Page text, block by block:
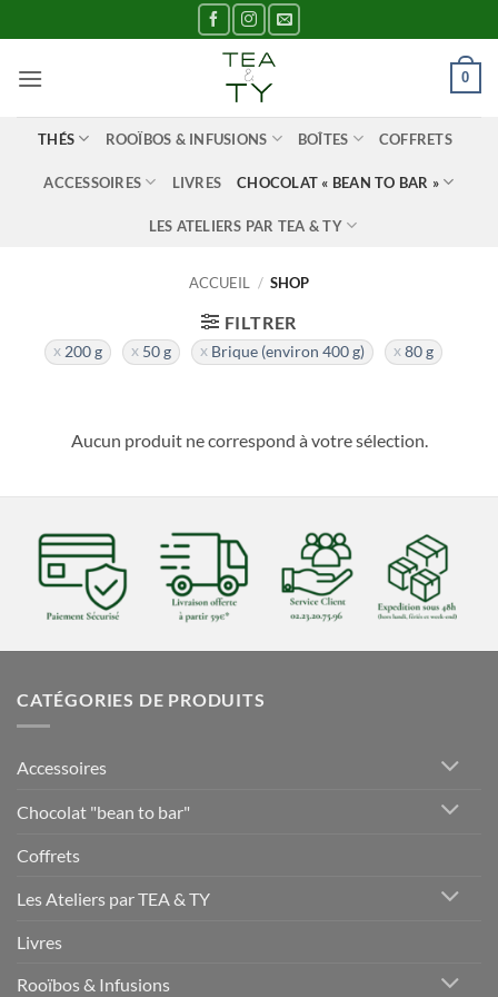
au
contenu
0
THÉS ROOÏBOS & INFUSIONS BOÎTES COFFRETS
ACCESSOIRES LIVRES CHOCOLAT « BEAN TO BAR »
LES ATELIERS PAR TEA & TY
ACCUEIL / SHOP
FILTRER
200 g 50 g Brique (environ 400 g) 80 g
Aucun produit ne correspond à votre sélection.
CATÉGORIES DE PRODUITS
Accessoires
Chocolat "bean to bar"
Coffrets
Les Ateliers par TEA & TY
Livres
Rooïbos & Infusions